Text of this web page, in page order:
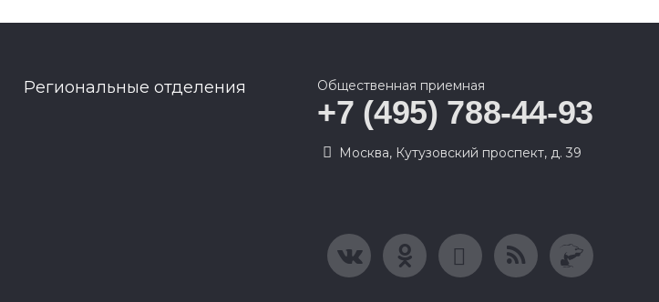
Региональные отделения Общественная приемная
+7 (495) 788-44-93
Москва, Кутузовский проспект, д. 39